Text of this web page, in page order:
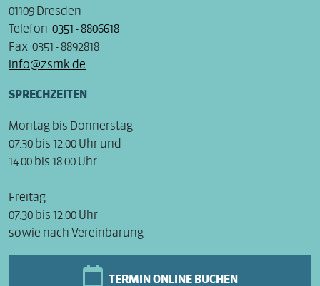
01109 Dresden
Telefon 0351 - 8806618
Fax 0351 - 8892818
info@zsmk.de
SPRECHZEITEN
Montag bis Donnerstag
07.30 bis 12.00 Uhr und
14.00 bis 18.00 Uhr
07.30 bis 12.00 Uhr
sowie nach Vereinbarung
TERMIN ONLINE BUCHEN